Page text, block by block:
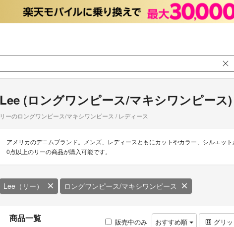
Lee (ロングワンピース/マキシワンピース)
リーのロングワンピース/マキシワンピース / レディース
アメリカのデニムブランド。メンズ、レディースともにカットやカラー、シルエッ
0点以上のリーの商品が購入可能です。
Lee（リー） ロングワンピース/マキシワンピース
商品一覧 販売中のみ おすすめ順 グリ